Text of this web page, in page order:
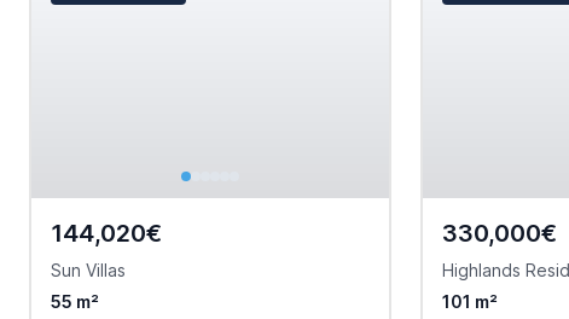
144,020€
Sun Villas
55 m²
330,000€
Highlands
101 m²